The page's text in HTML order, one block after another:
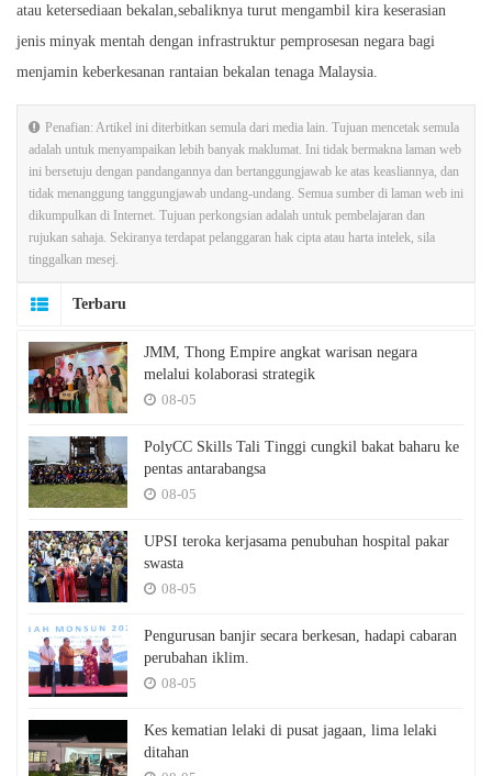
atau ketersediaan bekalan,sebaliknya turut mengambil kira keserasian
jenis minyak mentah dengan infrastruktur pemprosesan negara bagi
menjamin keberkesanan rantaian bekalan tenaga Malaysia.
Penafian: Artikel ini diterbitkan semula dari media lain. Tujuan mencetak semula
adalah untuk menyampaikan lebih banyak maklumat. Ini tidak bermakna laman web
ini bersetuju dengan pandangannya dan bertanggungjawab ke atas keasliannya, dan
tidak menanggung tanggungjawab undang-undang. Semua sumber di laman web ini
dikumpulkan di Internet. Tujuan perkongsian adalah untuk pembelajaran dan
rujukan sahaja. Sekiranya terdapat pelanggaran hak cipta atau harta intelek, sila
tinggalkan mesej.
Terbaru
JMM, Thong Empire angkat warisan negara
melalui kolaborasi strategik
08-05
PolyCC Skills Tali Tinggi cungkil bakat baharu ke
pentas antarabangsa
08-05
UPSI teroka kerjasama penubuhan hospital pakar
swasta
08-05
Pengurusan banjir secara berkesan, hadapi cabaran
perubahan iklim.
08-05
Kes kematian lelaki di pusat jagaan, lima lelaki
ditahan